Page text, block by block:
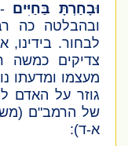
וּבָחַרְתָּ בַּחַיִּים-
ובהבלטה כה
לבחור. בידינו,
צדיקים כמשה
מעצמו ומדעתו
גוזר על האדם
של הרמב"ם
א-ד):